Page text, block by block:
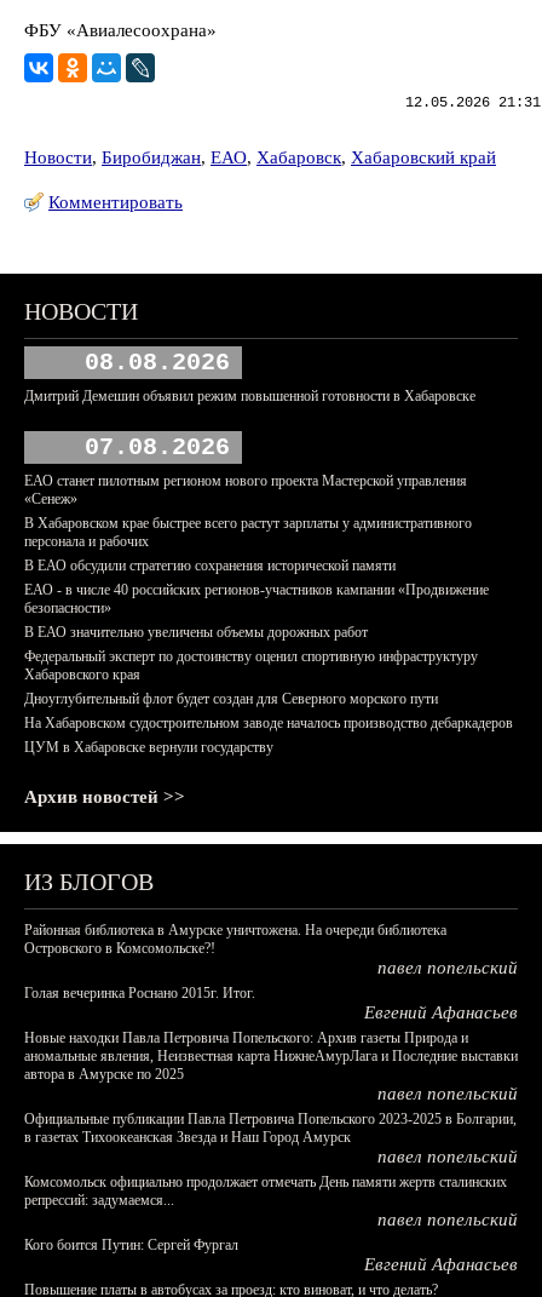
ФБУ «Авиалесоохрана»
12.05.2026
Новости, Биробиджан, ЕАО, Хабаровск, Хабаровский край
Комментировать
НОВОСТИ
08.08.2026
Дмитрий Демешин объявил режим повышенной готовности в Хабаровске
07.08.2026
ЕАО станет пилотным регионом нового проекта Мастерской управления
«Сенеж»
В Хабаровском крае быстрее всего растут зарплаты у административного
персонала и рабочих
В ЕАО обсудили стратегию сохранения исторической памяти
ЕАО - в числе 40 российских регионов-участников кампании «Продвижение
безопасности»
В ЕАО значительно увеличены объемы дорожных работ
Федеральный эксперт по достоинству оценил спортивную инфраструктуру
Хабаровского края
Дноуглубительный флот будет создан для Северного морского пути
На Хабаровском судостроительном заводе началось производство дебаркадеров
ЦУМ в Хабаровске вернули государству
Архив новостей >>
ИЗ БЛОГОВ
Районная библиотека в Амурске уничтожена. На очереди библиотека
Островского в Комсомольске?!
павел попельский
Голая вечеринка Роснано 2015г. Итог.
Евгений Афанасьев
Новые находки Павла Петровича Попельского: Архив газеты Природа и
аномальные явления, Неизвестная карта НижнеАмурЛага и Последние выставки
автора в Амурске по 2025
павел попельский
Официальные публикации Павла Петровича Попельского 2023-2025 в Болгарии,
в газетах Тихоокеанская Звезда и Наш Город Амурск
павел попельский
Комсомольск официально продолжает отмечать День памяти жертв сталинских
репрессий: задумаемся...
павел попельский
Кого боится Путин: Сергей Фургал
Евгений Афанасьев
Повышение платы в автобусах за проезд: кто виноват, и что делать?